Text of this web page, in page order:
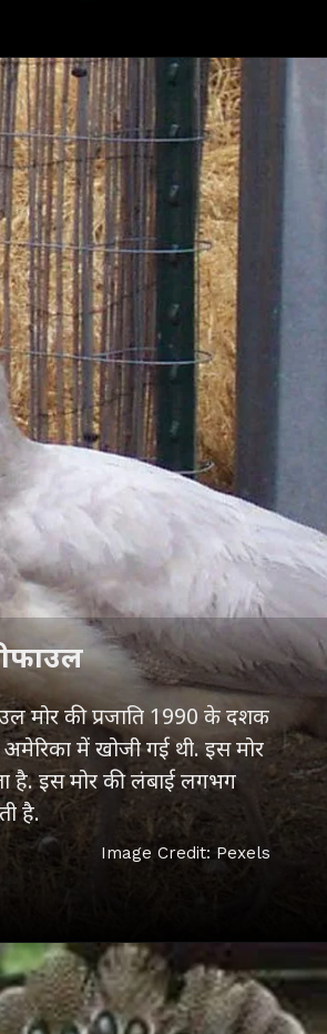
मोर की प्रजाति 1990 के दशक
में खोजी गई थी. इस मोर
है. इस मोर की लंबाई लगभग
है.
Image Credit: Pexels